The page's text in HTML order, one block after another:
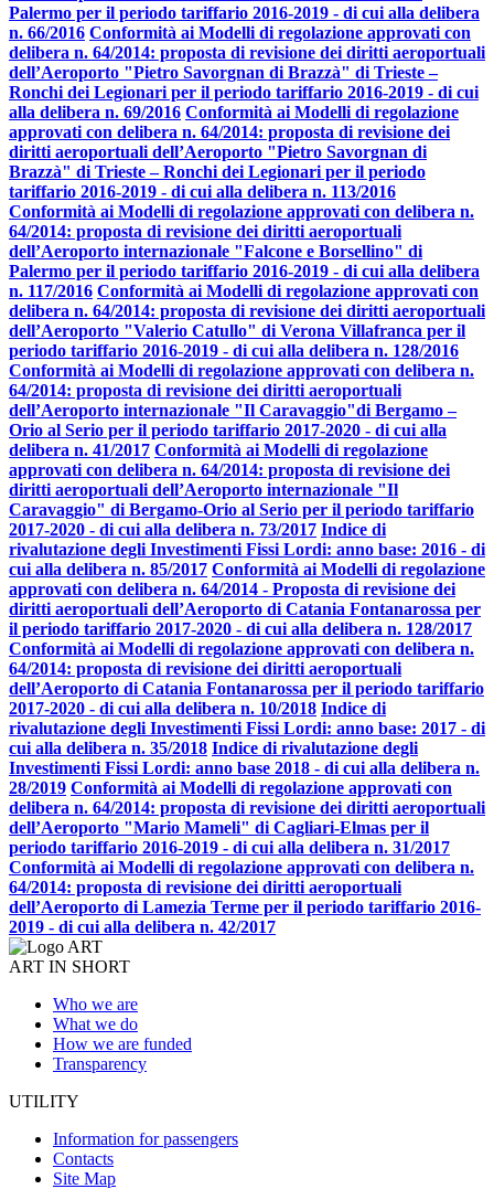
Palermo per il periodo tariffario 2016-2019 - di cui alla delibera
n. 66/2016 Conformità ai Modelli di regolazione approvati con
delibera n. 64/2014: proposta di revisione dei diritti aeroportuali
dell’Aeroporto "Pietro Savorgnan di Brazzà" di Trieste –
Ronchi dei Legionari per il periodo tariffario 2016-2019 - di cui
alla delibera n. 69/2016 Conformità ai Modelli di regolazione
approvati con delibera n. 64/2014: proposta di revisione dei
diritti aeroportuali dell’Aeroporto "Pietro Savorgnan di
Brazzà" di Trieste – Ronchi dei Legionari per il periodo
tariffario 2016-2019 - di cui alla delibera n. 113/2016
Conformità ai Modelli di regolazione approvati con delibera n.
64/2014: proposta di revisione dei diritti aeroportuali
dell’Aeroporto internazionale "Falcone e Borsellino" di
Palermo per il periodo tariffario 2016-2019 - di cui alla delibera
n. 117/2016 Conformità ai Modelli di regolazione approvati con
delibera n. 64/2014: proposta di revisione dei diritti aeroportuali
dell’Aeroporto "Valerio Catullo" di Verona Villafranca per il
periodo tariffario 2016-2019 - di cui alla delibera n. 128/2016
Conformità ai Modelli di regolazione approvati con delibera n.
64/2014: proposta di revisione dei diritti aeroportuali
dell’Aeroporto internazionale "Il Caravaggio"di Bergamo –
Orio al Serio per il periodo tariffario 2017-2020 - di cui alla
delibera n. 41/2017 Conformità ai Modelli di regolazione
approvati con delibera n. 64/2014: proposta di revisione dei
diritti aeroportuali dell’Aeroporto internazionale "Il
Caravaggio" di Bergamo-Orio al Serio per il periodo tariffario
2017-2020 - di cui alla delibera n. 73/2017 Indice di
rivalutazione degli Investimenti Fissi Lordi: anno base: 2016 - di
cui alla delibera n. 85/2017 Conformità ai Modelli di regolazione
approvati con delibera n. 64/2014 - Proposta di revisione dei
diritti aeroportuali dell’Aeroporto di Catania Fontanarossa per
il periodo tariffario 2017-2020 - di cui alla delibera n. 128/2017
Conformità ai Modelli di regolazione approvati con delibera n.
64/2014: proposta di revisione dei diritti aeroportuali
dell’Aeroporto di Catania Fontanarossa per il periodo tariffario
2017-2020 - di cui alla delibera n. 10/2018 Indice di
rivalutazione degli Investimenti Fissi Lordi: anno base: 2017 - di
cui alla delibera n. 35/2018 Indice di rivalutazione degli
Investimenti Fissi Lordi: anno base 2018 - di cui alla delibera n.
28/2019 Conformità ai Modelli di regolazione approvati con
delibera n. 64/2014: proposta di revisione dei diritti aeroportuali
dell’Aeroporto "Mario Mameli" di Cagliari-Elmas per il
periodo tariffario 2016-2019 - di cui alla delibera n. 31/2017
Conformità ai Modelli di regolazione approvati con delibera n.
64/2014: proposta di revisione dei diritti aeroportuali
dell’Aeroporto di Lamezia Terme per il periodo tariffario 2016-
2019 - di cui alla delibera n. 42/2017
ART IN SHORT
Who we are
What we do
How we are funded
Transparency
UTILITY
Information for passengers
Contacts
Site Map